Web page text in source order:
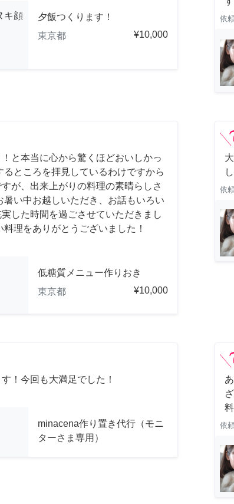
キ顔
夕飯つくります！
東京都
¥10,000
依
と本当に心から驚くほどおいしかっ
ところを拝見しているわけですから
が、出来上がりの料理の素晴らしさ
暑い中お越しいただき、お話もいろい
した時間を過ごさせていただきまし
理をありがとうございました！
低糖質メニュー作りおき
東京都
¥10,000
依
！今回も大満足でした！
minacena作り置き代行（モニ
ターさま専用）
依